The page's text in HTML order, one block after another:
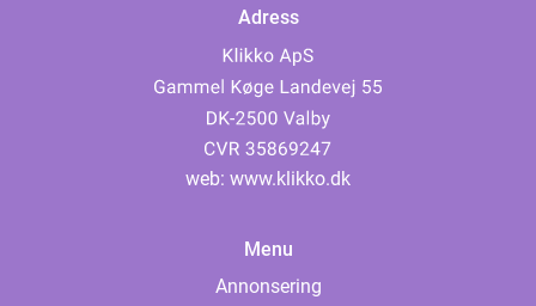
Adress
web: www.klikko.dk
Menu
Annonsering